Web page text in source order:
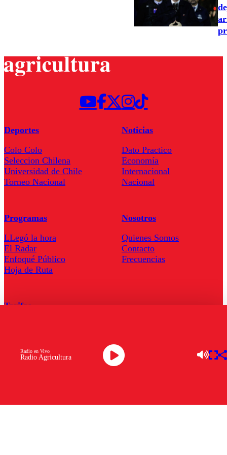
Radio Agricultura
Radio en Vivo
Deportes
Colo Colo
Seleccion Chilena
Universidad de Chile
Torneo Nacional
Noticias
Dato Practico
Economía
Internacional
Nacional
Programas
LLegó la hora
El Radar
Enfoqué Público
Hoja de Ruta
Nosotros
Quienes Somos
Contacto
Frecuencias
Tarifas
Descarga la APP